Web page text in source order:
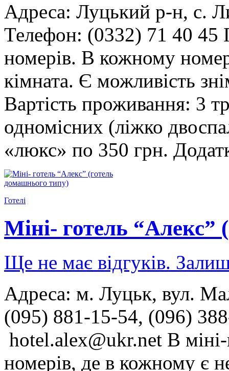
Адреса: Луцький р-н, с.
Телефон: (0332) 71 40 45
номерів. В кожному
кімната. Є можливість
Вартість проживання: 3
одномісних (ліжко
«люкс» по 350 грн.
Готелі
Міні- готель
Ще не має відгуків.
Адреса: м. Луцьк, вул.
(095) 881-15-54, (096)
hotel.alex@ukr.net В
номерів, де в кожному є